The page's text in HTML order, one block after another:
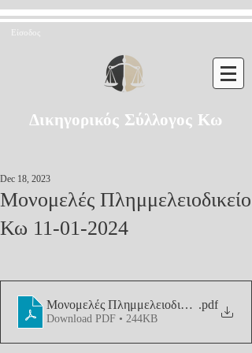
Είσοδος
Δικηγορικός Σύλλογος Κω
Μονομελές Πλημμελειοδικείο
Κω 11-01-2024
Dec 18, 2023
Μονομελές Πλημμελειοδικείο Κω 11-
.pdf
Download PDF • 244KB